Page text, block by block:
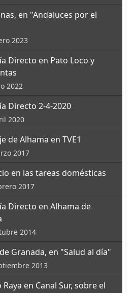
en "Andaluces por el
2023
Directo en Pato Loco y
2022
Directo 2-4-2020
2020
de Alhama en TVE1
2017
en las tareas domésticas
2017
Directo en Alhama de
2014
Granada, en "Salud al día"
2013
en Canal Sur, sobre el